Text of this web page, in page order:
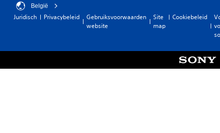
België
Juridisch Privacybeleid
Gebruiksvoorwaarden
website
Site
map
Cookiebeleid